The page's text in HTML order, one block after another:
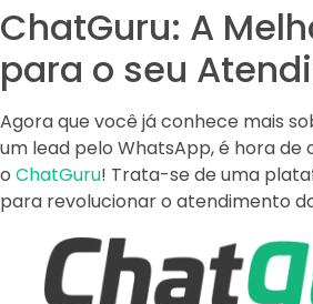
ChatGuru: A
para o seu
Agora que você já conhece mais
um lead pelo WhatsApp, é hora de
o ChatGuru! Trata-se de uma
para revolucionar o atendimento